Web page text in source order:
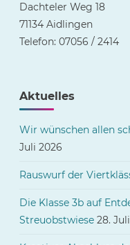
Dachteler Weg 18
71134 Aidlingen
Telefon: 07056 / 2414
Aktuelles
Wir wünschen allen
Juli 2026
Rauswurf der
Die Klasse 3b auf
Streuobstwiese 28.